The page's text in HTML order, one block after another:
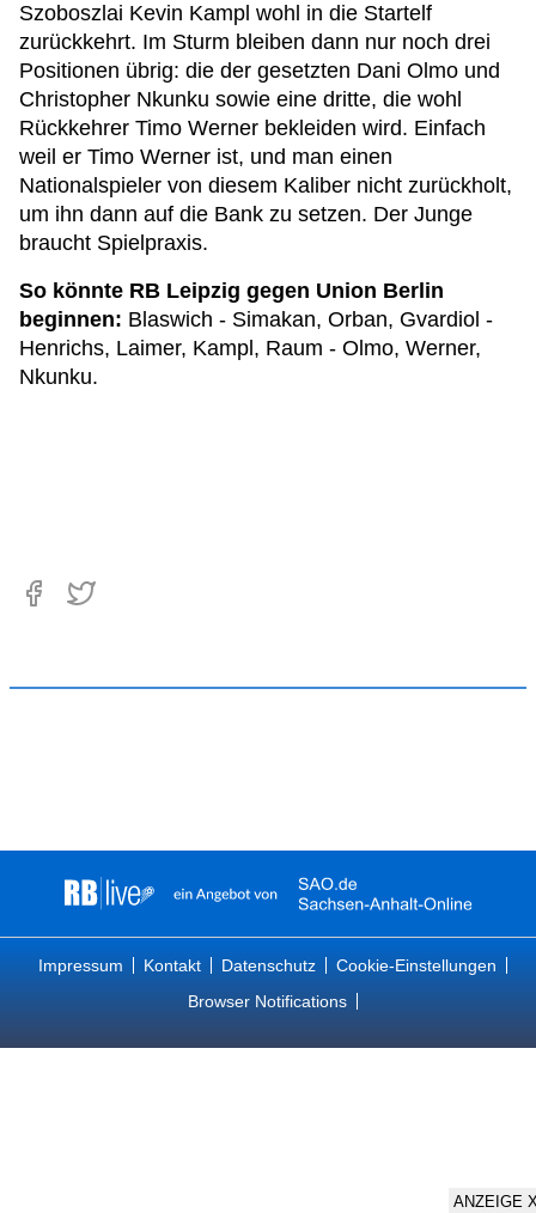
Szoboszlai Kevin Kampl wohl in die Startelf
zurückkehrt. Im Sturm bleiben dann nur noch drei
Positionen übrig: die der gesetzten Dani Olmo und
Christopher Nkunku sowie eine dritte, die wohl
Rückkehrer Timo Werner bekleiden wird. Einfach
weil er Timo Werner ist, und man einen
Nationalspieler von diesem Kaliber nicht zurückholt,
um ihn dann auf die Bank zu setzen. Der Junge
braucht Spielpraxis.
So könnte RB Leipzig gegen Union Berlin
beginnen: Blaswich - Simakan, Orban, Gvardiol -
Henrichs, Laimer, Kampl, Raum - Olmo, Werner,
Nkunku.
Impressum Kontakt Datenschutz
Cookie-Einstellungen
Browser Notifications
ANZEIGE